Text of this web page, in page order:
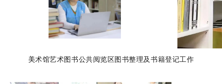
美术馆艺术图书公共阅览区图书整理及书籍登记工作